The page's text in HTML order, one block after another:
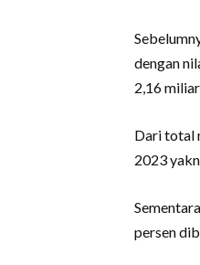
dengan
2,16
Dari total
2023
persen